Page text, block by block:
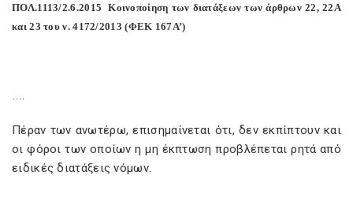
ΠΟΛ.1113/2.6.2015
Κοινοποίηση των διατάξεων των άρθρων 22, 22Α
και 23 του ν. 4172/2013 (ΦΕΚ 167Α’)
….
Πέραν των ανωτέρω, επισημαίνεται ότι, δεν εκπίπτουν και
οι φόροι των οποίων η μη έκπτωση προβλέπεται ρητά από
ειδικές διατάξεις νόμων.